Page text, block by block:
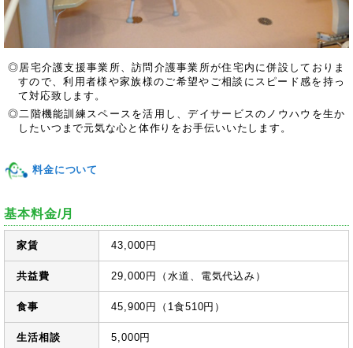
◎居宅介護支援事業所、訪問介護事業所が住宅内に併設しておりま
すので、利用者様や家族様のご希望やご相談にスピード感を持っ
て対応致します。
◎二階機能訓練スペースを活用し、デイサービスのノウハウを生か
したいつまで元気な心と体作りをお手伝いいたします。
料金について
基本料金/月
家賃 43,000円
共益費 29,000円（水道、電気代込み）
食事 45,900円（1食510円）
生活相談 5,000円